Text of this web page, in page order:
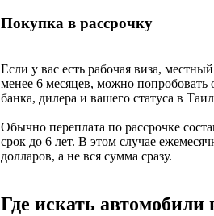
Покупка в рассрочку
Если у вас есть рабочая виза,
менее 6 месяцев, можно попробовать
банка, дилера и вашего статуса в
Обычно переплата по рассрочке
срок до 6 лет. В этом случае
долларов, а не вся сумма сразу.
Где искать автомобили